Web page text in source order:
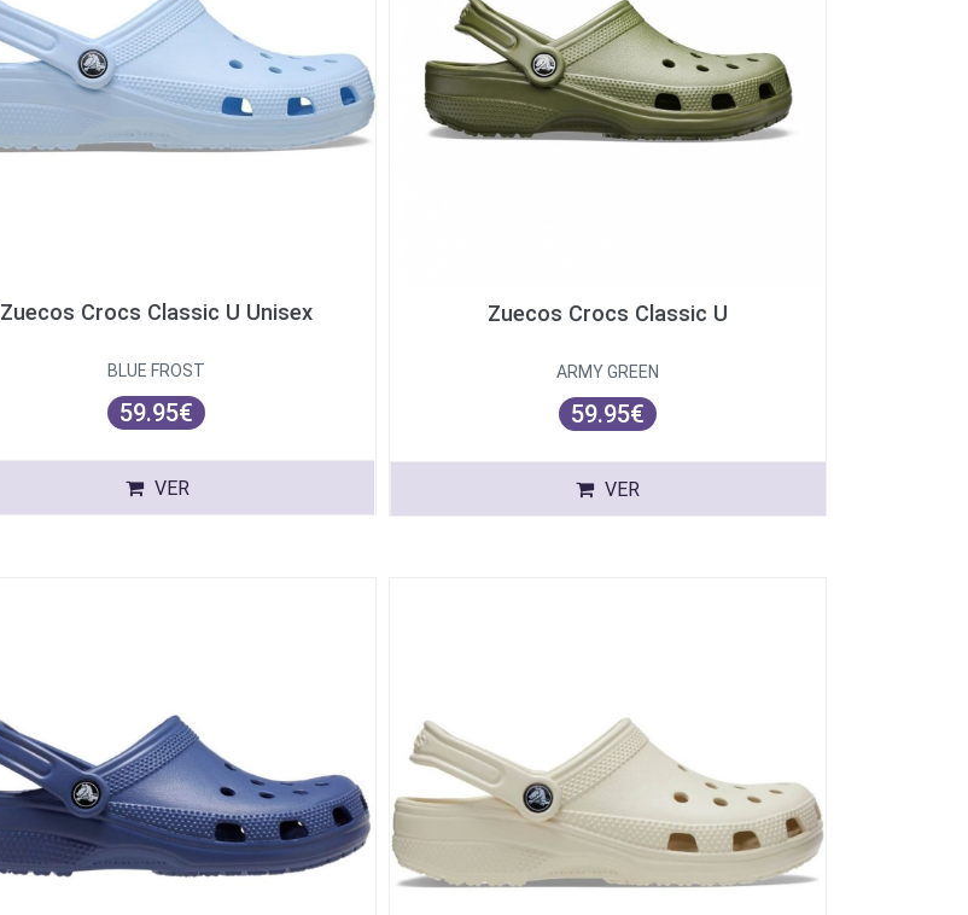
Zuecos Crocs Classic U Unisex
BLUE FROST
59.95€
VER
Zuecos Crocs Classic U
ARMY GREEN
59.95€
VER